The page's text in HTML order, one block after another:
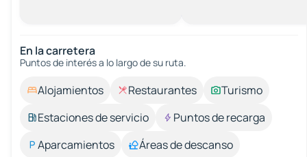
En la carretera
Puntos de interés a lo largo de su ruta.
Alojamientos Restaurantes
Turismo
Estaciones de servicio
Puntos de recarga
Aparcamientos
Áreas de descanso